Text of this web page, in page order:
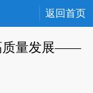
返回首页
质量发展——